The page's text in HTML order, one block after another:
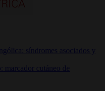
síndromes asociados y
marcador cutáneo de